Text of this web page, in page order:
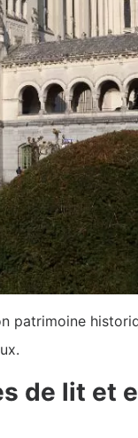
patrimoine
de lit et